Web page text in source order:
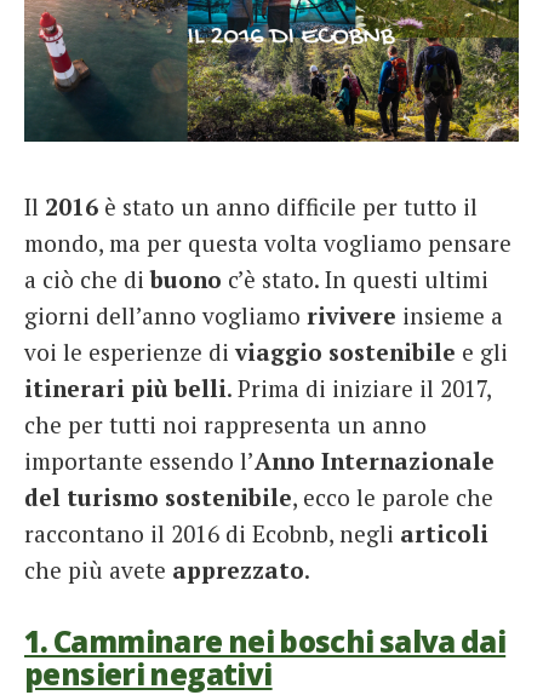
German
English
Spanish
Italiano
Il 2016 è stato un anno difficile per tutto il
mondo, ma per questa volta vogliamo pensare
a ciò che dibuono c’è stato. In questi ultimi
giorni dell’anno vogliamo rivivere insieme a
voi le esperienze diviaggio sostenibile e gli
itinerari più belli. Prima di iniziare il 2017,
che per tutti noi rappresenta un anno
importante essendo l’Anno Internazionale
del turismo sostenibile, ecco le parole che
raccontano il 2016 di Ecobnb, negli articoli
che più avete apprezzato.
1. Camminare nei boschi salva dai
pensieri negativi